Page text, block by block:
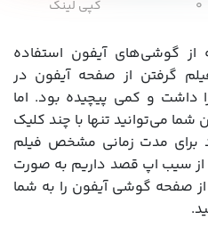
۰ کپی لینک
گوشی‌های آیفون استفاده
گرفتن از صفحه آیفون در
و کمی پیچیده بود. اما
می‌توانید تنها با چند کلیک
برای مدت زمانی مشخص فیلم
از سیب اپ قصد داریم به صورت
صفحه گوشی آیفون را به شما